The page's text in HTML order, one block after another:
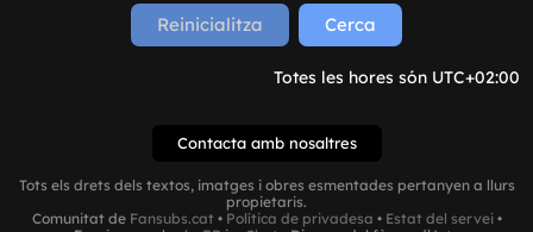
Totes les hores són UTC+02:00
Contacta amb nosaltres
Tots els drets dels textos, imatges i obres esmentades pertanyen a llurs
propietaris.
Comunitat de Fansubs.cat• Política de privadesa • Estat del servei•